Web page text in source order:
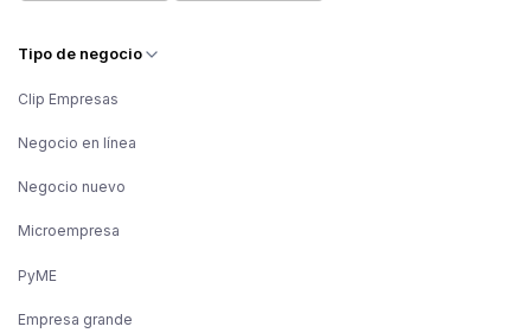
confidencial y privada.
Tipo de negocio
Clip Empresas
Negocio en línea
Negocio nuevo
Microempresa
PyME
Empresa grande